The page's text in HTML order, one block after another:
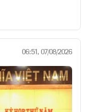
06:51, 07/08/2026